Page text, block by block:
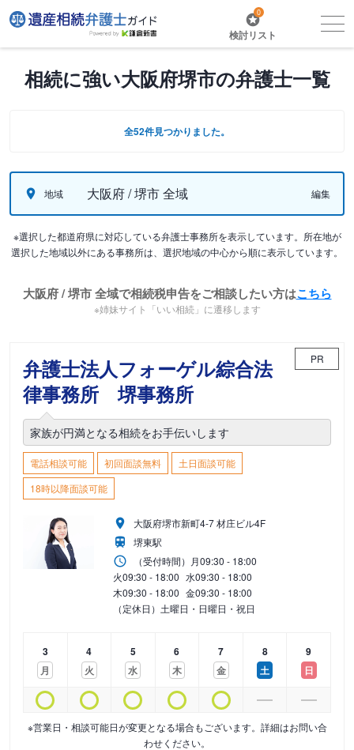
0
検討リスト
相続に強い大阪府堺市の弁護士一覧
全52件見つかりました。
地域 大阪府 / 堺市 全域 編集
※選択した都道府県に対応している弁護士事務所を表示しています。所在地が
選択した地域以外にある事務所は、選択地域の中心から順に表示しています。
大阪府 / 堺市 全域で相続税申告をご相談したい方はこちら
※姉妹サイト「いい相続」に遷移します
弁護士法人フォーゲル綜合法
律事務所 堺事務所
PR
家族が円満となる相続をお手伝いします
電話相談可能 初回面談無料
土日面談可能
18時以降面談可能
大阪府堺市新町4-7 材庄ビル4F
堺東駅
（受付時間） 月09:30 - 18:00
火09:30 - 18:00 水09:30 - 18:00
木09:30 - 18:00 金09:30 - 18:00
（定休日）土曜日・日曜日・祝日
3
月
4
火
5
水
6
木
7
金
8
土
9
日
※営業日・相談可能日が変更となる場合もございます。詳細はお問い合
わせください。